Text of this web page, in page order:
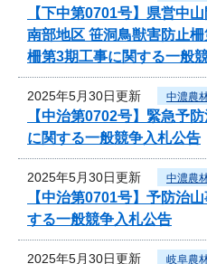
【下中第0701号】県営中
南部地区 笹洞鳥獣害防止
柵第3期工事に関する一般
2025年5月30日更新 中濃農
【中治第0702号】緊急
に関する一般競争入札公告
2025年5月30日更新 中濃農
【中治第0701号】予防
する一般競争入札公告
2025年5月30日更新 岐阜農